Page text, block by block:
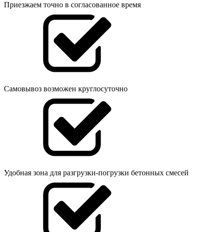
Приезжаем точно в согласованное время
Самовывоз возможен круглосуточно
Удобная зона для разгрузки-погрузки бетонных смесей